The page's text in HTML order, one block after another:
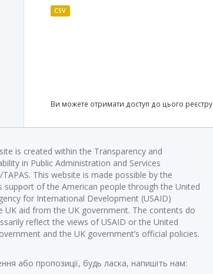
CSV
Ви можете отримати доступ до цього
is created within the Transparency and
in Public Administration and Services
This website is made possible by the
support of the American people through the United
for International Development (USAID)
UK aid from the UK government. The contents do
reflect the views of USAID or the United
and the UK government’s official policies.
або пропозиції, будь ласка, напишіть нам: